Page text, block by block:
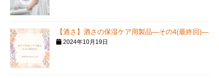
【酒さ】酒さの保湿ケア用製品—その4(最終回)—
2024年10月19日